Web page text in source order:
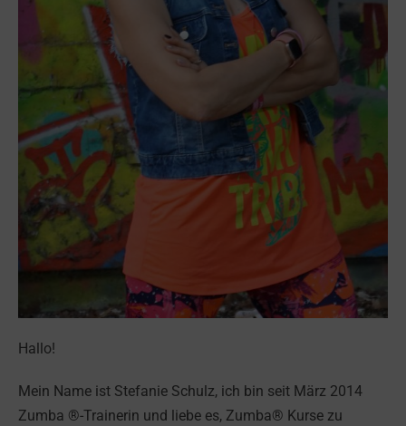
Hallo!
Mein Name ist Stefanie Schulz, ich bin seit März 2014
Zumba ®-Trainerin und liebe es, Zumba® Kurse zu